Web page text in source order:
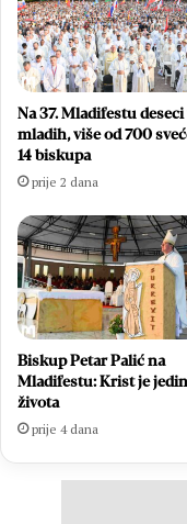
Na 37. Mladifestu
mladih, više od 700
14 biskupa
prije 2 dana
Biskup Petar Palić na
Mladifestu: Krist je
života
prije 4 dana